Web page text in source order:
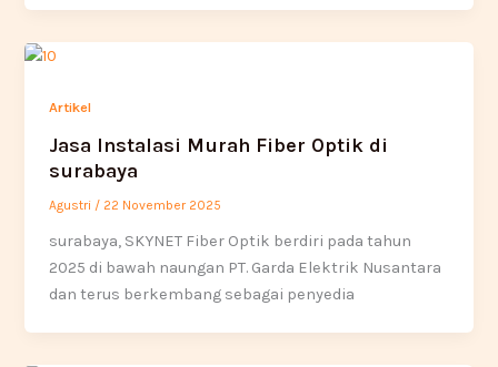
Artikel
Jasa Instalasi Murah Fiber Optik di
surabaya
Agustri / 22 November 2025
surabaya, SKYNET Fiber Optik berdiri pada tahun
2025 di bawah naungan PT. Garda Elektrik Nusantara
dan terus berkembang sebagai penyedia